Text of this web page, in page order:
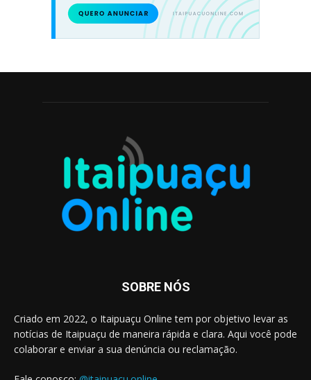
SOBRE NÓS
Criado em 2022, o Itaipuaçu Online tem por objetivo levar as
notícias de Itaipuaçu de maneira rápida e clara. Aqui você pode
colaborar e enviar a sua denúncia ou reclamação.